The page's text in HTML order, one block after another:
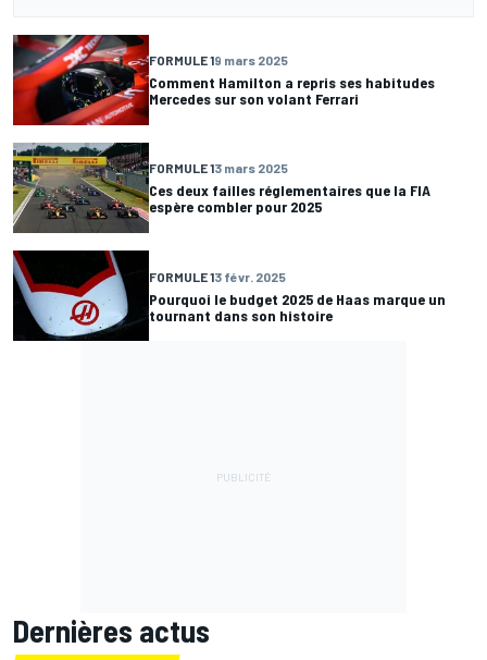
FORMULE 19 mars 2025
Comment Hamilton a repris ses habitudes
Mercedes sur son volant Ferrari
FORMULE 13 mars 2025
Ces deux failles réglementaires que la FIA
espère combler pour 2025
FORMULE 13 févr. 2025
Pourquoi le budget 2025 de Haas marque un
tournant dans son histoire
Dernières actus